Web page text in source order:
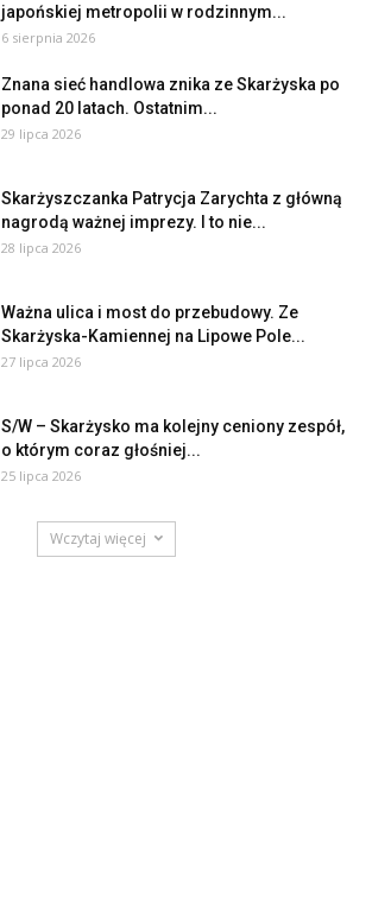
japońskiej metropolii w rodzinnym...
6 sierpnia 2026
Znana sieć handlowa znika ze Skarżyska po
ponad 20 latach. Ostatnim...
29 lipca 2026
Skarżyszczanka Patrycja Zarychta z główną
nagrodą ważnej imprezy. I to nie...
28 lipca 2026
Ważna ulica i most do przebudowy. Ze
Skarżyska-Kamiennej na Lipowe Pole...
27 lipca 2026
S/W – Skarżysko ma kolejny ceniony zespół,
o którym coraz głośniej...
25 lipca 2026
Wczytaj więcej